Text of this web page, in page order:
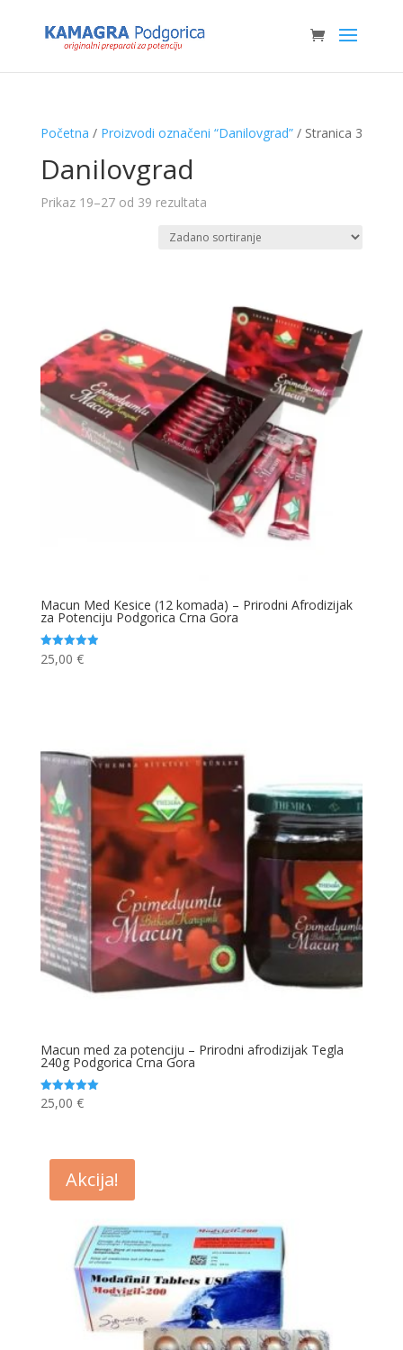
Početna / Proizvodi označeni “Danilovgrad”/ Stranica 3
Danilovgrad
Prikaz 19–27 od 39 rezultata
Macun Med Kesice (12 komada) – Prirodni Afrodizijak
za Potenciju Podgorica Crna Gora
Ocjenjeno
4.93
25,00 €
Macun med za potenciju – Prirodni afrodizijak Tegla
240g Podgorica Crna Gora
Ocjenjeno
5.00
25,00 €
Akcija!